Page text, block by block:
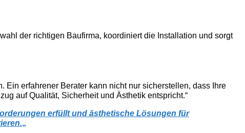
der richtigen Baufirma, koordiniert die Installation und sorgt
erfahrener Berater kann nicht nur sicherstellen, dass Ihre
auf Qualität, Sicherheit und Ästhetik entspricht.“
erfüllt und ästhetische Lösungen für
„